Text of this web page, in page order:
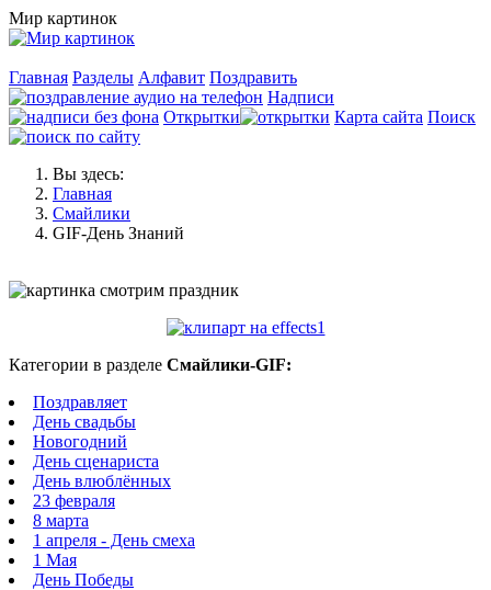
Мир картинок
Главная Разделы Алфавит Поздравить
Надписи
Открытки
Карта сайта Поиск
Вы здесь:
Главная
Смайлики
GIF-День Знаний
Категории в разделе Смайлики-GIF:
Поздравляет
День свадьбы
Новогодний
День сценариста
День влюблённых
23 февраля
8 марта
1 апреля - День смеха
1 Мая
День Победы